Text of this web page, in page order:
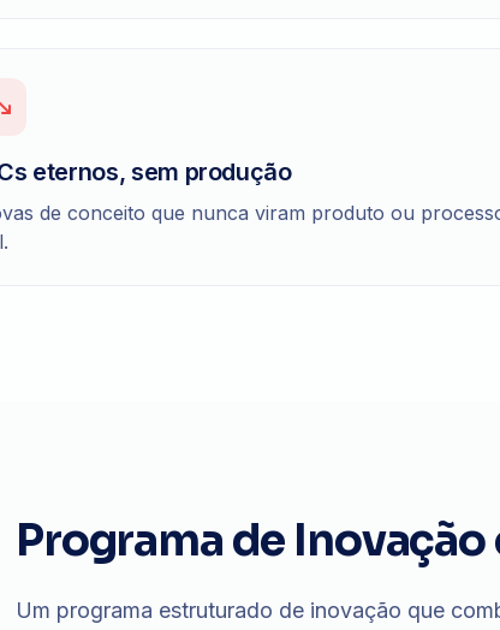
eternos, sem produção
de conceito que nunca viram produto ou
Programa de
Um programa estruturado de inovação que